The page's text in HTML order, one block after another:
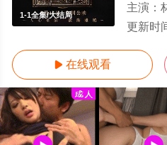
1-1全集/大结局
主演： 林
更新时
 在线观看